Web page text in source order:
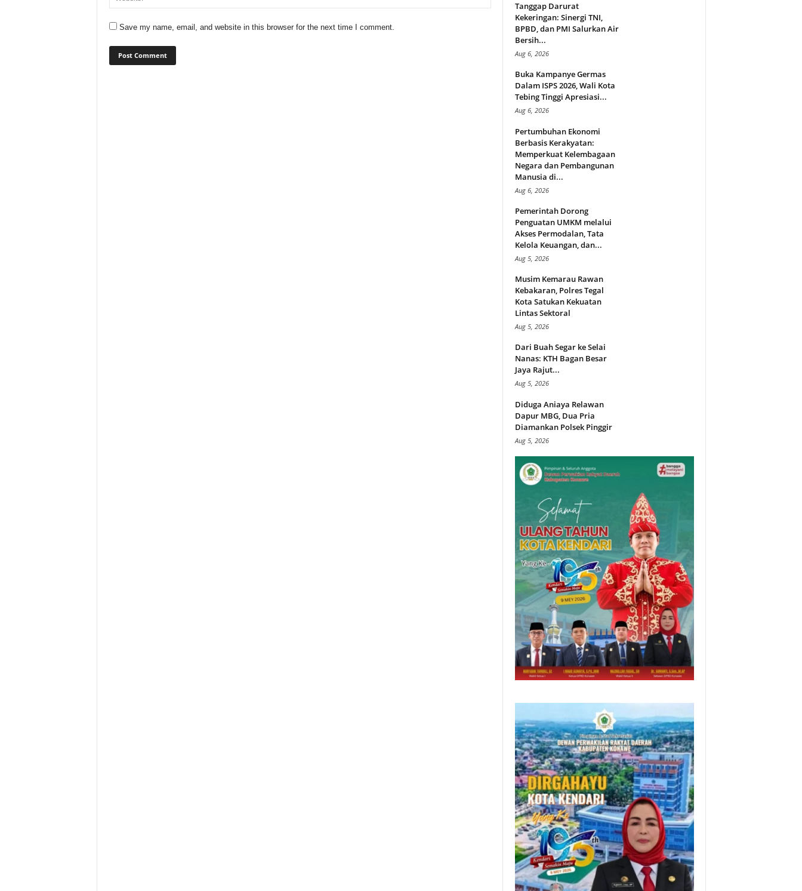
Save my name, email, and website in this browser for the next time I comment.
Tanggap Darurat
Kekeringan: Sinergi TNI,
BPBD, dan PMI Salurkan Air
Bersih...
Aug 6, 2026
Buka Kampanye Germas
Dalam ISPS 2026, Wali Kota
Tebing Tinggi Apresiasi...
Aug 6, 2026
Pertumbuhan Ekonomi
Berbasis Kerakyatan:
Memperkuat Kelembagaan
Negara dan Pembangunan
Manusia di...
Aug 6, 2026
Pemerintah Dorong
Penguatan UMKM melalui
Akses Permodalan, Tata
Kelola Keuangan, dan...
Aug 5, 2026
Musim Kemarau Rawan
Kebakaran, Polres Tegal
Kota Satukan Kekuatan
Lintas Sektoral
Aug 5, 2026
Dari Buah Segar ke Selai
Nanas: KTH Bagan Besar
Jaya Rajut...
Aug 5, 2026
Diduga Aniaya Relawan
Dapur MBG, Dua Pria
Diamankan Polsek Pinggir
Aug 5, 2026